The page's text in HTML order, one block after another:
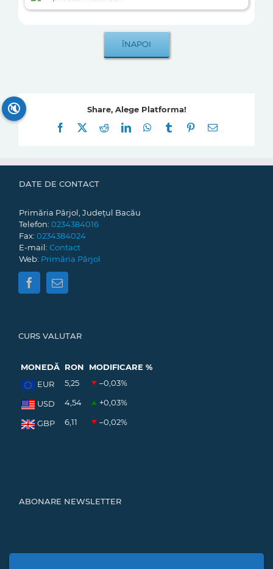
Share, Alege Platforma!
Facebook
RedditLinkedInWhatsApp
Tumblr Pinterest
E-
DATE DE CONTACT
Primăria Pârjol, Județul Bacău
Telefon: 0234384016
Fax: 0234384024
E-mail: Contact
Web: Primăria Pârjol
CURS VALUTAR
MONEDĂ RON
MODIFICARE %
EUR
5,25 –0,03%
USD 4,54 +0,03%
GBP 6,11 –0,02%
ABONARE NEWSLETTER
🔇